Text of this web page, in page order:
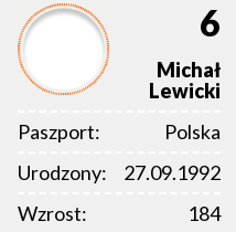
6
Michał
Lewicki
Paszport:
Polska
Urodzony:
27.09.1992
Wzrost:
184